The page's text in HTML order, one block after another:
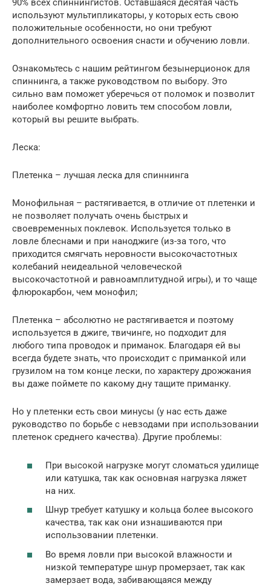
90% всех спиннингистов. Оставшаяся десятая часть
используют мультипликаторы, у которых есть свою
положительные особенности, но они требуют
дополнительного освоения снасти и обучению ловли.
Ознакомьтесь с нашим рейтингом безынерционок для
спиннинга, а также руководством по выбору. Это
сильно вам поможет уберечься от поломок и позволит
наиболее комфортно ловить тем способом ловли,
который вы решите выбрать.
Леска:
Плетенка – лучшая леска для спиннинга
Монофильная – растягивается, в отличие от плетенки и
не позволяет получать очень быстрых и
своевременных поклевок. Используется только в
ловле блеснами и при наноджиге (из-за того, что
приходится смягчать неровности высокочастотных
колебаний неидеальной человеческой
высокочастотной и равноамплитудной игры), и то чаще
флюрокарбон, чем монофил;
Плетенка – абсолютно не растягивается и поэтому
используется в джиге, твичинге, но подходит для
любого типа проводок и приманок. Благодаря ей вы
всегда будете знать, что происходит с приманкой или
грузилом на том конце лески, по характеру дрожжания
вы даже поймете по какому дну тащите приманку.
Но у плетенки есть свои минусы (у нас есть даже
руководство по борьбе с невзодами при использовании
плетенок среднего качества). Другие проблемы:
При высокой нагрузке могут сломаться удилище
или катушка, так как основная нагрузка ляжет
на них.
Шнур требует катушку и кольца более высокого
качества, так как они изнашиваются при
использовании плетенки.
Во время ловли при высокой влажности и
низкой температуре шнур промерзает, так как
замерзает вода, забивающаяся между